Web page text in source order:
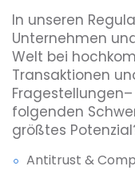
In unseren
Unternehmen
Welt bei
Transaktionen
folgenden
größtes
Antitrust &